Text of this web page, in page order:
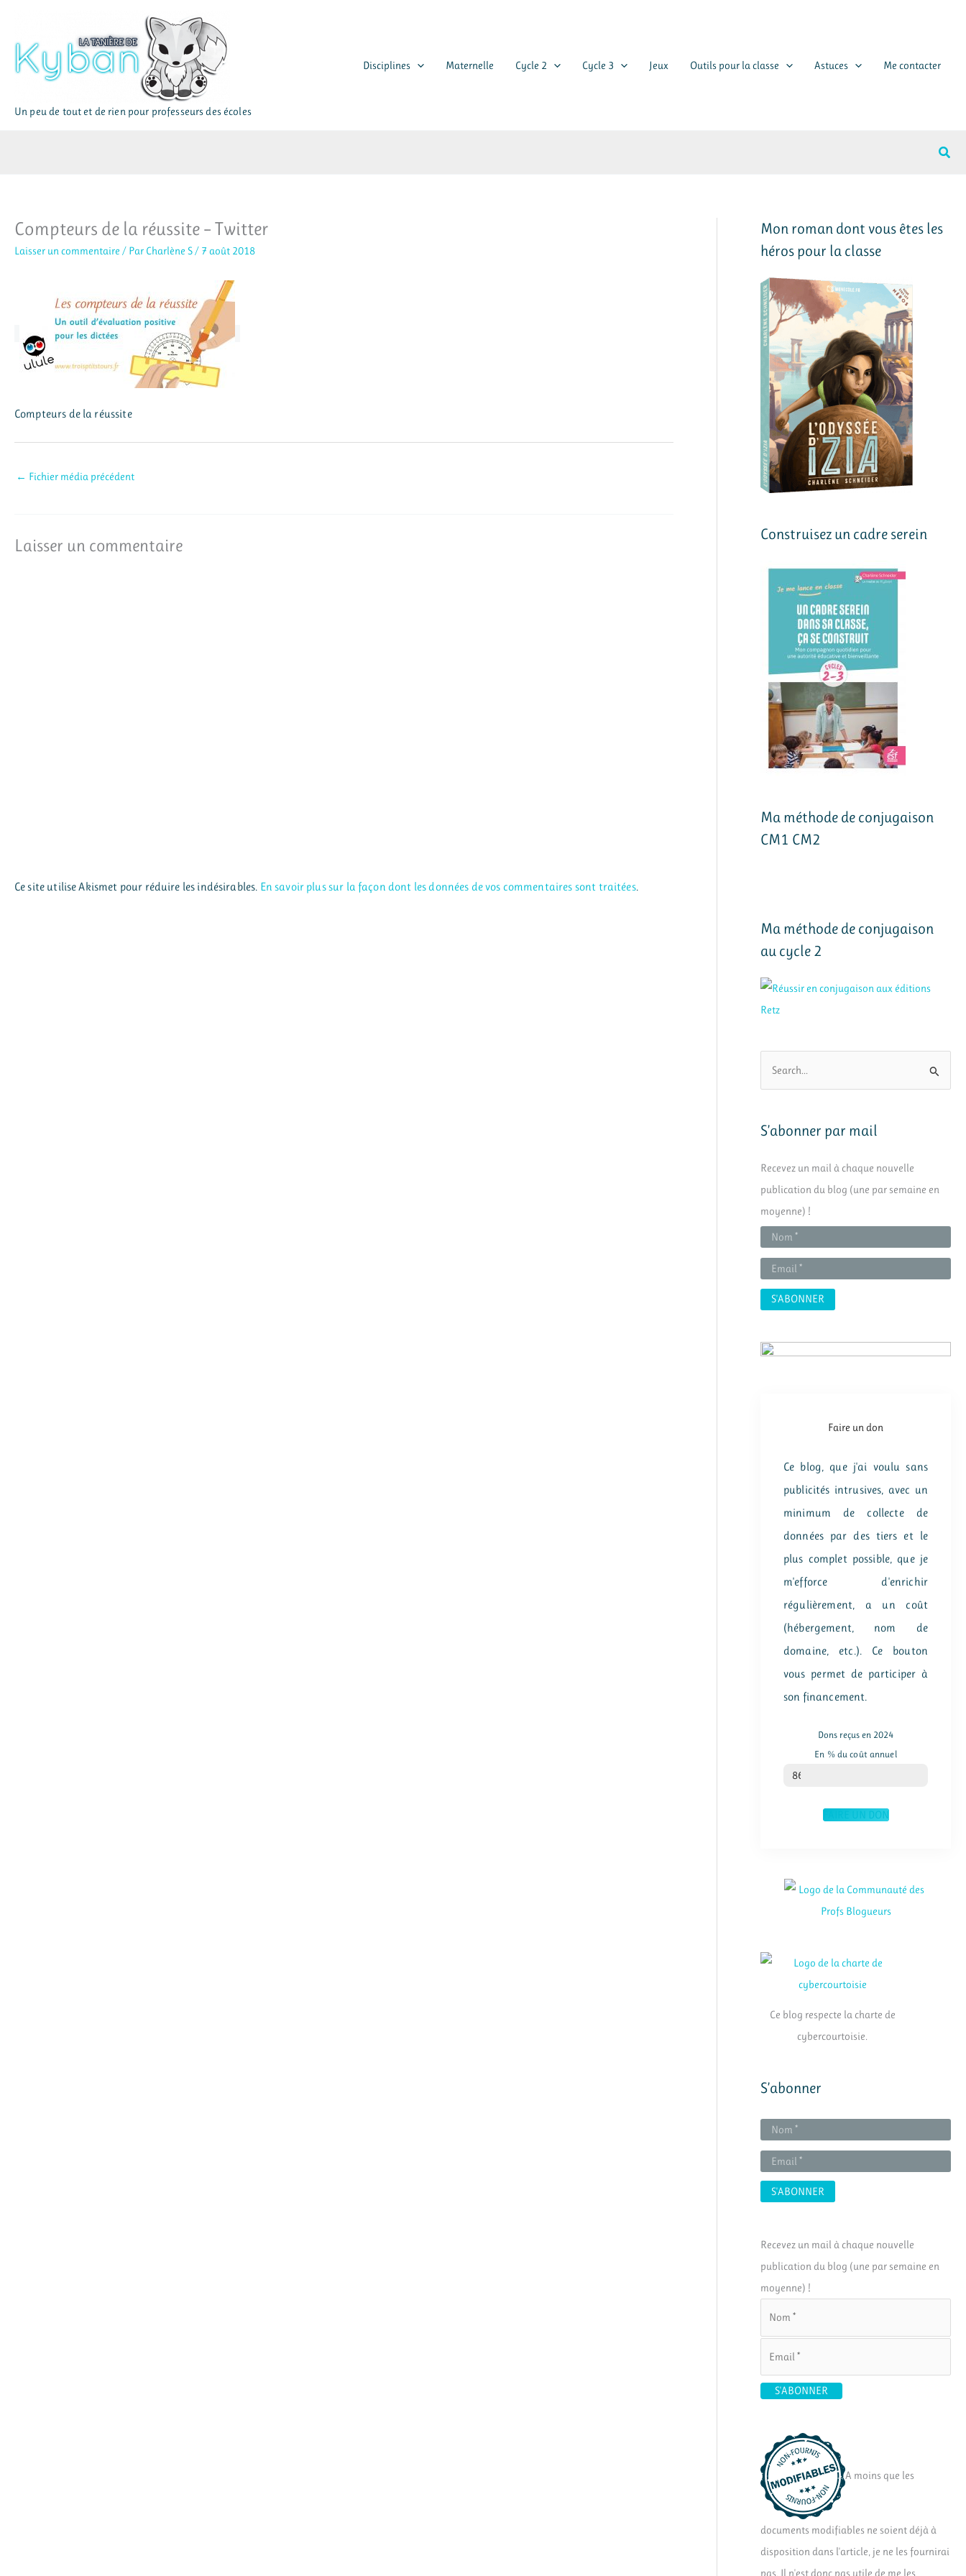
contenu
Un peu de tout et de rien pour professeurs des écoles
Disciplines Maternelle Cycle 2 Cycle 3 Jeux Outils pour la classe Astuces Me contacter
Compteurs de la réussite – Twitter
Laisser un commentaire / Par Charlène S/ 7 août 2018
Compteurs de la réussite
← Fichier média précédent
Laisser un commentaire
Ce site utilise Akismet pour réduire les indésirables. En savoir plus sur la façon dont les données de vos commentaires sont traitées.
Mon roman dont vous êtes les
héros pour la classe
Construisez un cadre serein
Ma méthode de conjugaison
CM1 CM2
Ma méthode de conjugaison
au cycle 2
h
r
c
h
r
S’abonner par mail
Recevez un mail à chaque nouvelle
publication du blog (une par semaine en
moyenne) !
Faire un don
Ce blog, que j'ai voulu sans
publicités intrusives, avec un
minimum de collecte de
données par des tiers et le
plus complet possible, que je
m'efforce d'enrichir
régulièrement, a un coût
(hébergement, nom de
domaine, etc.). Ce bouton
vous permet de participer à
son financement.
Dons reçus en 2024
En % du coût annuel
% du coût annuel
86
FAIRE UN DON
Ce blog respecte la charte de
cybercourtoisie.
S’abonner
Recevez un mail à chaque nouvelle
publication du blog (une par semaine en
moyenne) !
A moins que les
documents modifiables ne soient déjà à
disposition dans l'article, je ne les fournirai
pas. Il n'est donc pas utile de me les